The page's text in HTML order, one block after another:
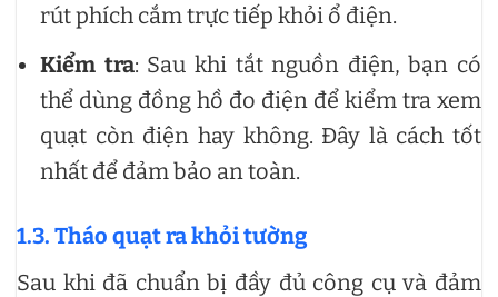
rút phích cắm trực tiếp khỏi ổ điện.
Kiểm tra: Sau khi tắt nguồn điện, bạn có
thể dùng đồng hồ đo điện để kiểm tra xem
quạt còn điện hay không. Đây là cách tốt
nhất để đảm bảo an toàn.
1.3. Tháo quạt ra khỏi tường
Sau khi đã chuẩn bị đầy đủ công cụ và đảm